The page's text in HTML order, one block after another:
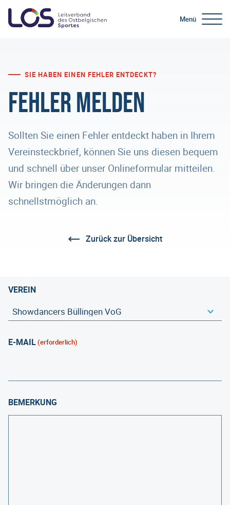
Menü
SIE HABEN EINEN FEHLER ENTDECKT?
Fehler melden
Sollten Sie einen Fehler entdeckt haben in Ihrem
Vereinsteckbrief, können Sie uns diesen bequem
und schnell über unser Onlineformular mitteilen.
Wir bringen die Änderungen dann
schnellstmöglich an.
Zurück zur Übersicht
VEREIN
E-MAIL(erforderlich)
BEMERKUNG